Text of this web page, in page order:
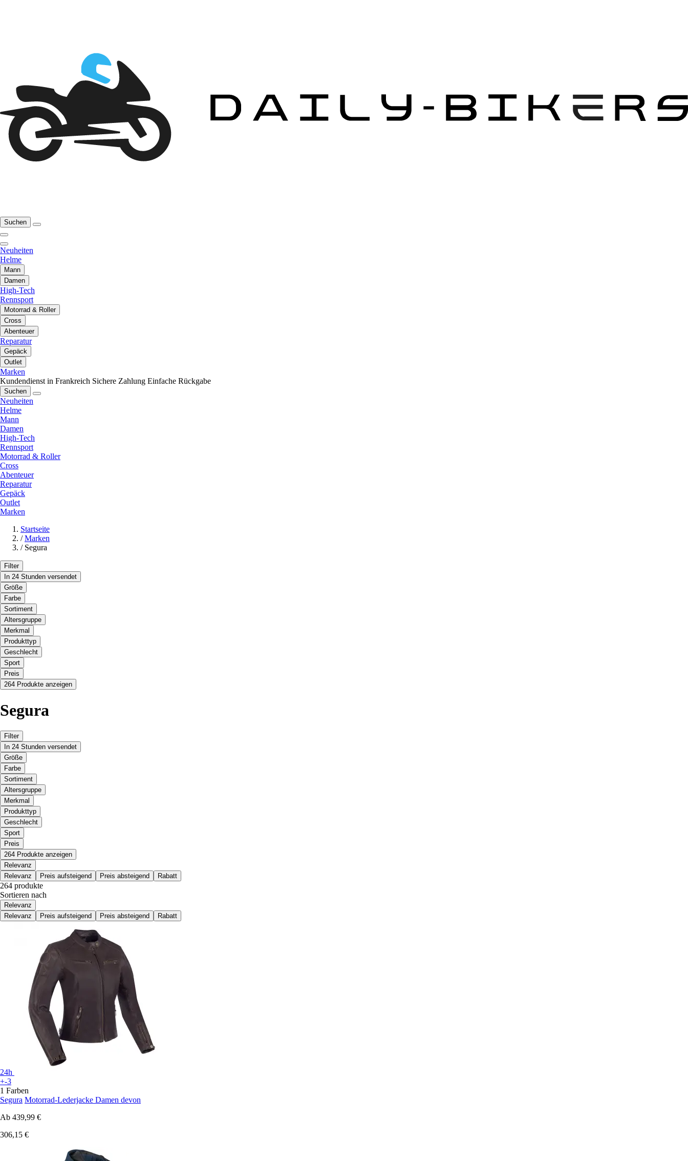
Suchen
Neuheiten
Helme
Mann
Damen
High-Tech
Rennsport
Motorrad & Roller
Cross
Abenteuer
Reparatur
Gepäck
Outlet
Marken
Kundendienst in Frankreich Sichere Zahlung Einfache Rückgabe
Suchen
Neuheiten
Helme
Mann
Damen
High-Tech
Rennsport
Motorrad & Roller
Cross
Abenteuer
Reparatur
Gepäck
Outlet
Marken
Startseite
/ Marken
/ Segura
Filter
In 24 Stunden versendet
Größe
Farbe
Sortiment
Altersgruppe
Merkmal
Produkttyp
Geschlecht
Sport
Preis
264 Produkte anzeigen
Segura
Filter
In 24 Stunden versendet
Größe
Farbe
Sortiment
Altersgruppe
Merkmal
Produkttyp
Geschlecht
Sport
Preis
264 Produkte anzeigen
Relevanz
Relevanz
Preis aufsteigend Preis absteigend Rabatt
264 produkte
Sortieren nach
Relevanz
Relevanz
Preis aufsteigend Preis absteigend Rabatt
24h
+-3
1 Farben
Segura Motorrad-Lederjacke Damen devon
Ab 439,99 €
306,15 €